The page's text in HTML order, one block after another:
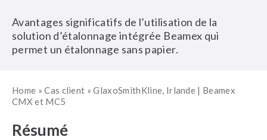
Avantages significatifs de l’utilisation de la
solution d’étalonnage intégrée Beamex qui
permet un étalonnage sans papier.
Home »Cas client »GlaxoSmithKline, Irlande | Beamex
CMX et MC5
Résumé